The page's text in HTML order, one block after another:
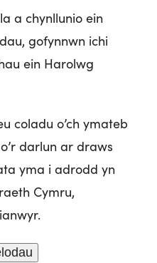
a chynllunio ein
gofynnwn ichi
ein Harolwg
coladu o’ch ymateb
darlun ar draws
yma i adrodd yn
Cymru,